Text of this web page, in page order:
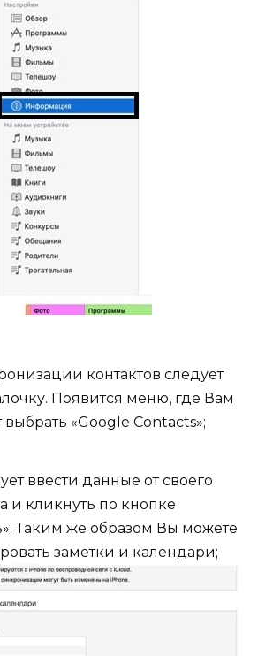
контактов следует
Появится меню, где Вам
«Google Contacts»;
ввести данные от своего
и кликнуть по кнопке
Таким же образом Вы можете
заметки и календари;